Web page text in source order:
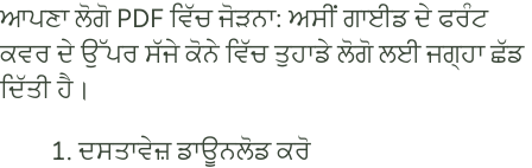
ਆਪਣਾ ਲੋਗੋ PDF ਵਿੱਚ ਜੋੜਨਾ: ਅਸੀਂ ਗਾਈਡ ਦੇ ਫਰੰਟ
ਕਵਰ ਦੇ ਉੱਪਰ ਸੱਜੇ ਕੋਨੇ ਵਿੱਚ ਤੁਹਾਡੇ ਲੋਗੋ ਲਈ ਜਗ੍ਹਾ ਛੱਡ
ਦਿੱਤੀ ਹੈ।
ਦਸਤਾਵੇਜ਼ ਡਾਊਨਲੋਡ ਕਰੋ